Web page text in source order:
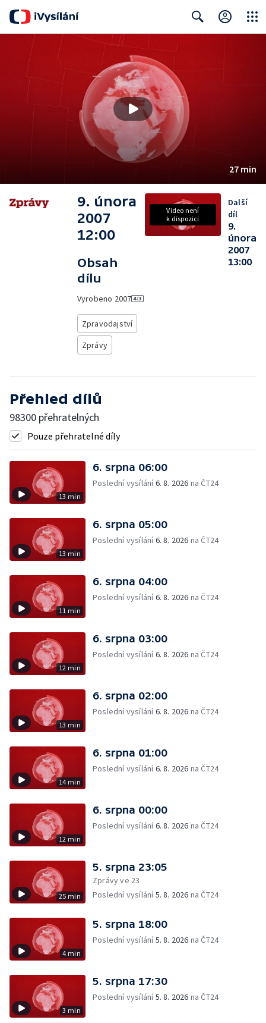
27 min
9. února
2007
12:00
Obsah
dílu
Vyrobeno 2007
Zpravodajství
Zprávy
Video není
k dispozici
Další
díl
9.
února
2007
13:00
Přehled dílů
98300 přehratelných
Pouze přehratelné díly
13 min
6. srpna 06:00
Poslední vysílání6. 8. 2026 na ČT24
13 min
6. srpna 05:00
Poslední vysílání6. 8. 2026 na ČT24
11 min
6. srpna 04:00
Poslední vysílání6. 8. 2026 na ČT24
12 min
6. srpna 03:00
Poslední vysílání6. 8. 2026 na ČT24
13 min
6. srpna 02:00
Poslední vysílání6. 8. 2026 na ČT24
14 min
6. srpna 01:00
Poslední vysílání6. 8. 2026 na ČT24
12 min
6. srpna 00:00
Poslední vysílání6. 8. 2026 na ČT24
25 min
5. srpna 23:05
Zprávy ve 23
Poslední vysílání5. 8. 2026 na ČT24
4 min
5. srpna 18:00
Poslední vysílání5. 8. 2026 na ČT24
3 min
5. srpna 17:30
Poslední vysílání5. 8. 2026 na ČT24